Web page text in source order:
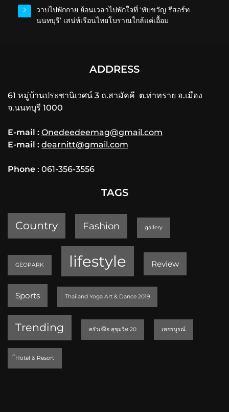
2
วาบไปพักกาย ย้อนเวลาไปพักใจที่ ‘ทับขวัญ รีสอร์ท
นนทบุรี’ เสน่ห์เรือนไทยโบราณใกล้แค่เอื้อม
ADDRESS
61 หมู่บ้านประชานิเวศน์ 3 ถ.สามัคคี ต.ท่าทราย อ.เมือง
จ.นนทบุรี 1000
E-mail : Onedeedeemag@gmail.com
E-mail : dearnitt@gmail.com
Phone : 061-356-3556
TAGS
Country Fashion gallery
GEOPARK lifestyle Review
Sports Thailand Yoga Art & Dance 2019
Trending ครัวเจ๊ง้อ สุขุมวิท 20 เพชรบูรณ์
็Hotel & Resort